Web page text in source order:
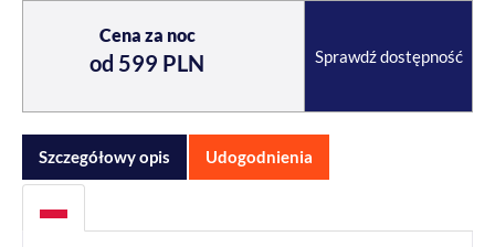
Cena za noc
od 599 PLN Sprawdź dostępność
Szczegółowy opis Udogodnienia